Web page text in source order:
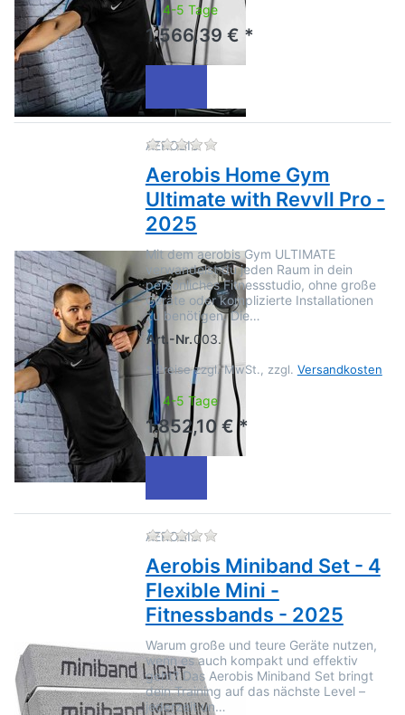
4-5 Tage
1.566,39 € *
AEROBIS Zu diesem Produkt liegen
Aerobis Home Gym
Ultimate with Revvll Pro -
2025
Mit dem aerobis Gym ULTIMATE
verwandelst du jeden Raum in dein
persönliches Fitnessstudio, ohne große
Geräte oder komplizierte Installationen
zu benötigen. Die…
Art.-Nr.003.
Preise zzgl. MwSt., zzgl. Versandkosten
4-5 Tage
1.852,10 € *
AEROBIS Zu diesem Produkt liegen
Aerobis Miniband Set - 4
Flexible Mini -
Fitnessbands - 2025
Warum große und teure Geräte nutzen,
wenn es auch kompakt und effektiv
geht? Das Aerobis Miniband Set bringt
dein Training auf das nächste Level –
jederzeit un…